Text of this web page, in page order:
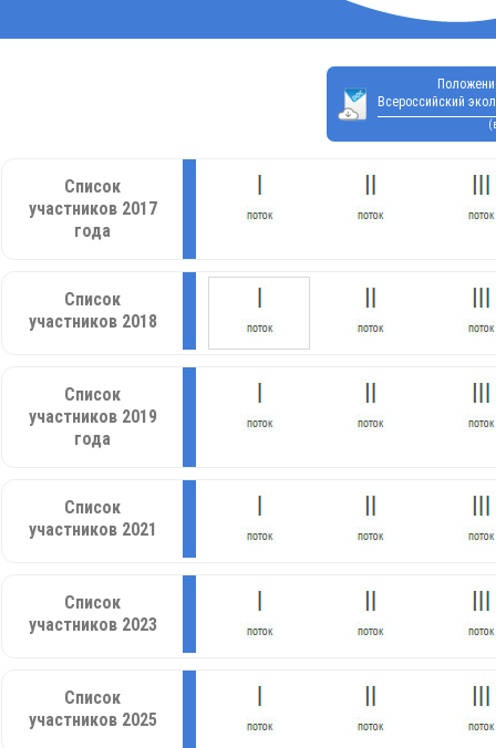
Всероссийский
Список
участников 2017
года
Список
участников 2018
Список
участников 2019
года
Список
участников 2021
Список
участников 2023
Список
участников 2025